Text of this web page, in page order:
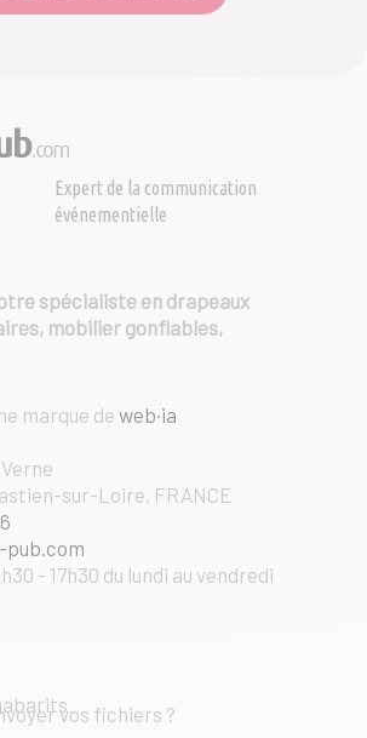
Expert de la communication
événementielle
spécialiste en drapeaux
mobilier gonflables,
marque de web·ia
sur-Loire, FRANCE
pub.com
- 17h30 du lundi au vendredi
vos fichiers ?